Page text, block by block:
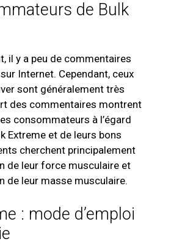
de Bulk
il y a peu de commentaires
Internet. Cependant, ceux
sont généralement très
des commentaires montrent
consommateurs à l’égard
Extreme et de leurs bons
cherchent principalement
de leur force musculaire et
de leur masse musculaire.
: mode d’emploi